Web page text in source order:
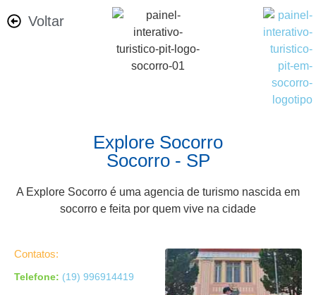
Voltar
Explore Socorro
Socorro - SP
A Explore Socorro é uma agencia de turismo nascida em
socorro e feita por quem vive na cidade
Contatos:
Telefone: (19) 996914419